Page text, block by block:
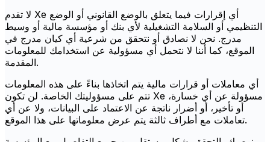
لا تقدم Xe أي إقرارات فيما يتعلق بالوضع القانوني أو الوضع
التنظيمي أو السلامة التشغيلية لأي بنك أو مؤسسة مالية أو وسيط
مدرج. نحن لا نصادق أو نتحقق من شرعية أي كيان مدرج في
الموقع، كما أننا لا نتحمل أي مسؤولية عن استخدامك للمعلومات
المقدمة.
أي معاملات أو قرارات مالية يتم اتخاذها بناءً على هذه المعلومات
تتم على مسؤوليتك الخاصة. لن تكون Xe مسؤولة عن أي خسارة،
أو تأخير، أو أضرار ناتجة عن الاعتماد على البيانات، ولا عن أي
تعاملات مع أطراف ثالثة يتم عرض معلوماتها على هذا الموقع.